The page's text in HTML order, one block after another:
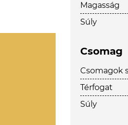
Magasság
Súly
Csomag
Csomagok
Térfogat
Súly